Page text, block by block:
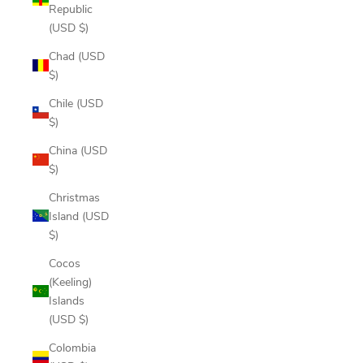
Republic
(USD $)
Chad (USD
$)
Chile (USD
$)
China (USD
$)
Christmas
Island (USD
$)
Cocos
(Keeling)
Islands
(USD $)
Colombia